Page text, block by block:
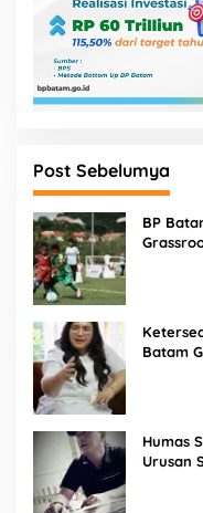
Post Sebelumya
BP
Batam
Humas
Urusan